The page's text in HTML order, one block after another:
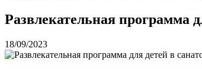
Развлекательная программа
18/09/2023